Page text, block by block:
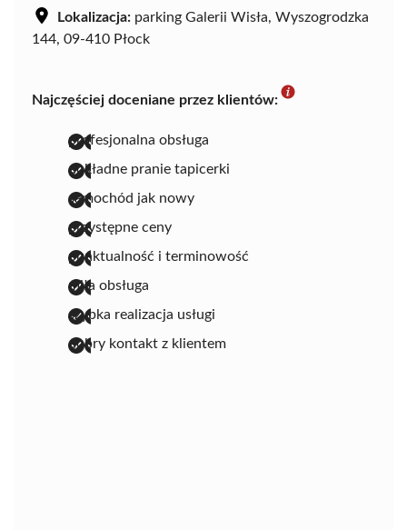
Lokalizacja: parking Galerii Wisła, Wyszogrodzka
144, 09-410 Płock
Najczęściej doceniane przez klientów:
profesjonalna obsługa
dokładne pranie tapicerki
samochód jak nowy
przystępne ceny
punktualność i terminowość
miła obsługa
szybka realizacja usługi
dobry kontakt z klientem